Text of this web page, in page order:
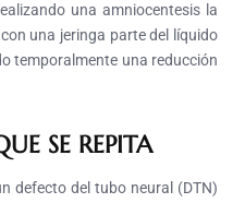
una amniocentesis la
una jeringa parte del líquido
temporalmente una reducción
SE REPITA
defecto del tubo neural (DTN)